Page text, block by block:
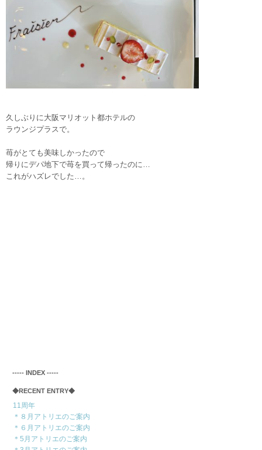
久しぶりに大阪マリオット都ホテルの
ラウンジプラスで。
苺がとても美味しかったので
帰りにデパ地下で苺を買って帰ったのに…
これがハズレでした…。
‐‐‐‐‐ INDEX ‐‐‐‐‐
◆RECENT ENTRY◆
11周年
＊８月アトリエのご案内
＊６月アトリエのご案内
＊5月アトリエのご案内